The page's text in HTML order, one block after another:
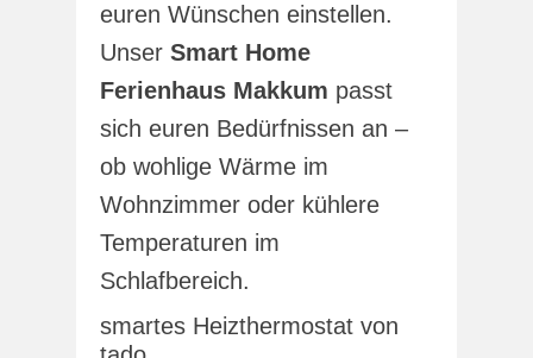
euren Wünschen einstellen.
Unser Smart Home
Ferienhaus Makkum passt
sich euren Bedürfnissen an –
ob wohlige Wärme im
Wohnzimmer oder kühlere
Temperaturen im
Schlafbereich.
smartes Heizthermostat von